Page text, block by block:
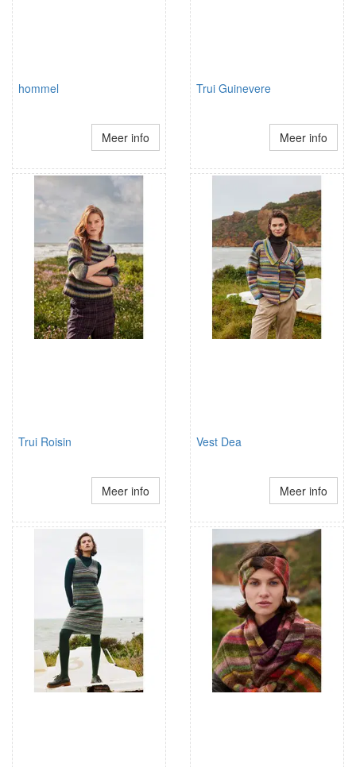
hommel
Meer info
Trui Guinevere
Meer info
Trui Roisin
Meer info
Vest Dea
Meer info